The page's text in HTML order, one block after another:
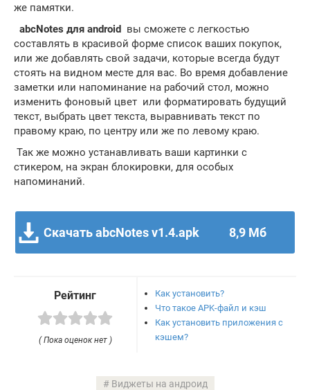
же памятки.
abcNotes для android вы сможете с легкостью
составлять в красивой форме список ваших покупок,
или же добавлять свой задачи, которые всегда будут
стоять на видном месте для вас. Во время добавление
заметки или напоминание на рабочий стол, можно
изменить фоновый цвет или форматировать будущий
текст, выбрать цвет текста, выравнивать текст по
правому краю, по центру или же по левому краю.
Так же можно устанавливать ваши картинки с
стикером, на экран блокировки, для особых
напоминаний.
Скачать abcNotes v1.4.apk 8,9 Мб
Рейтинг
( Пока оценок нет )
Как установить?
Что такое APK-файл и кэш
Как установить приложения с
кэшем?
Виджеты на андроид